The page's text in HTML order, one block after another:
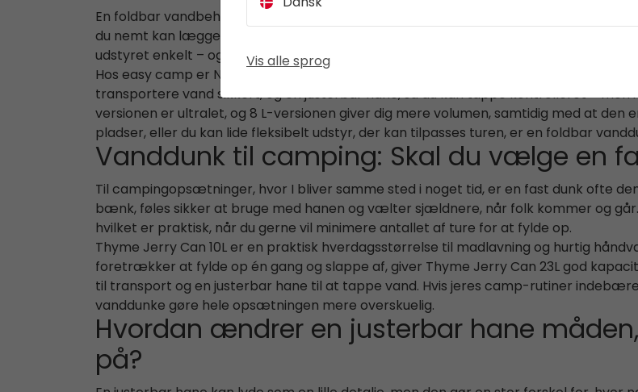
En foldbar vandbeholder er et smart valg, når pladsen i bagagen betyder noget.
du nemt kan lægge dem i en køkkenkasse, rygsæk eller en sidelomme i bilen. Det
udstyret enkelt – og hos alle, der ikke bryder sig om at slæbe store beholdere med
Hos easy camp er Nettle Folding Water Carrier-serien lavet til praktisk brug på
transportere vand sikkert, og en justerbar hane, så du kan tappe kontrolleret – men
versionen er ultralet, og 8 L-versionen giver dig mere volumen, samtidig med at
pladser, eller du kan lide fleksibelt udstyr, der kan tilpasses turen, er en foldbar
Vanddunk til camping: Skal du vælge en
Til campingopsætninger, hvor I bliver samme sted i noget tid, er en fast dunk ofte
bænk, føles sikker at bruge med hanen og vælter sjældnere, når folk kommer og
hvilket er praktisk, når du gerne vil minimere antallet af ture for at fylde op.
Thyme Jerry Can 10L er en praktisk hverdagsstørrelse til madlavning og hurtig
foretrækker at fylde op én gang og slappe af, giver Thyme Jerry Can 23L god
til transport og en justerbar hane til at tappe vand. Hvis jeres camp-rutiner
vanddunke gøre hele opsætningen mere overskuelig.
Hvordan ændrer en justerbar hane
på?
Vis alle sprog